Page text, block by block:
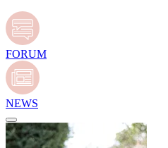
FORUM
NEWS